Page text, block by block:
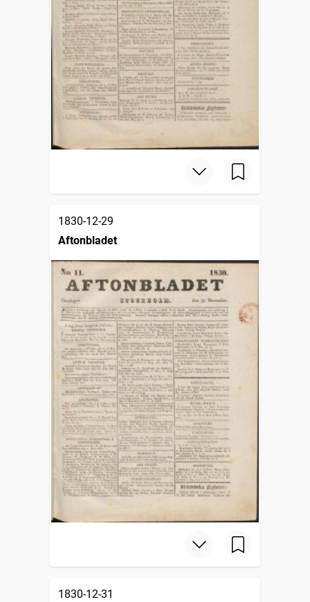
1830-12-29
Aftonbladet
1830-12-31